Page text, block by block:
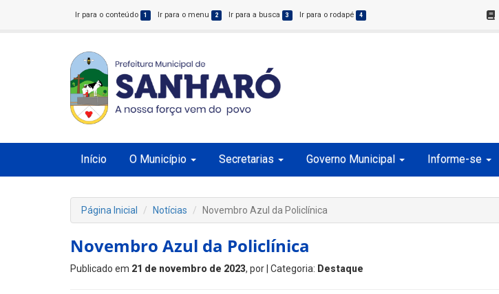
Ir para o conteúdo 1 Ir para o menu 2 Ir para a busca 3 Ir para o rodapé 4
Início O Município Secretarias Governo Municipal Informe-se
Página Inicial Notícias Novembro Azul da Policlínica
Novembro Azul da Policlínica
Publicado em 21 de novembro de 2023, por | Categoria: Destaque